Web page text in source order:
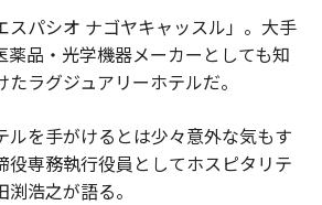
スパシオ ナゴヤキャッスル」。大手
薬品・光学機器メーカーとしても知
ラグジュアリーホテルだ。
ルを手がけるとは少々意外な気もす
専務執行役員としてホスピタリテ
浩之が語る。